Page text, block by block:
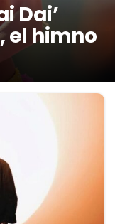
Dai’
el himno